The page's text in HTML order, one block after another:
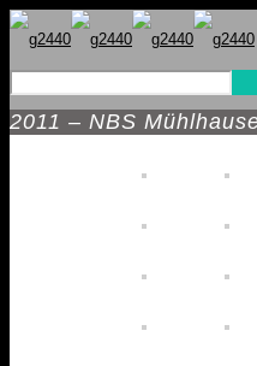
2011 – NBS